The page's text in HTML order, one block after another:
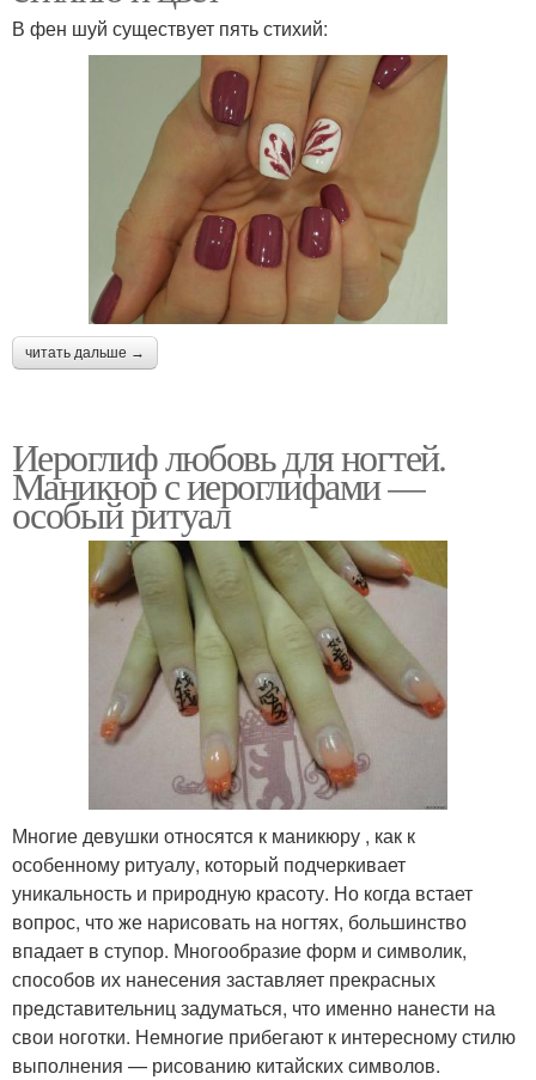
В фен шуй существует пять стихий:
читать дальше →
Иероглиф любовь для ногтей.
Маникюр с иероглифами —
особый ритуал
Многие девушки относятся к маникюру , как к
особенному ритуалу, который подчеркивает
уникальность и природную красоту. Но когда встает
вопрос, что же нарисовать на ногтях, большинство
впадает в ступор. Многообразие форм и символик,
способов их нанесения заставляет прекрасных
представительниц задуматься, что именно нанести на
свои ноготки. Немногие прибегают к интересному стилю
выполнения — рисованию китайских символов.